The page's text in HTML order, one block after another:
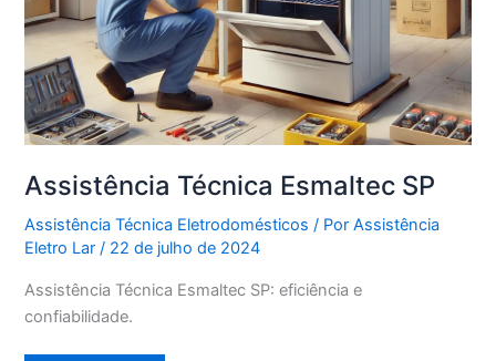
Assistência Técnica Esmaltec SP
Assistência Técnica Eletrodomésticos / PorAssistência
Eletro Lar/ 22 de julho de 2024
Assistência Técnica Esmaltec SP: eficiência e
confiabilidade.